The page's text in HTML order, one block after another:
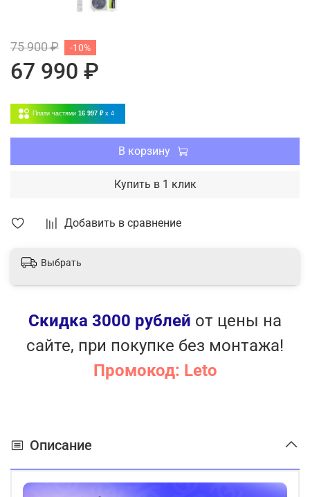
Добавить в сравнение
75 900 ₽
67 990 ₽
-10%
Плати частями 16 997 ₽ x 4
В корзину
Купить в 1 клик
Выбрать
Скидка 3000 рублей от цены на
сайте, при покупке без монтажа!
Промокод: Leto
Описание